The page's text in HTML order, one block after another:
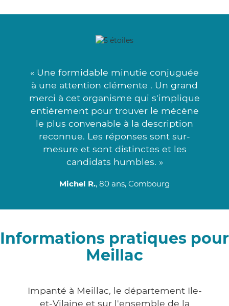
« Une formidable minutie conjuguée
à une attention clémente . Un grand
merci à cet organisme qui s'implique
entièrement pour trouver le mécène
le plus convenable à la description
reconnue. Les réponses sont sur-
mesure et sont distinctes et les
candidats humbles. »
Michel R., 80 ans, Combourg
Informations pratiques pour
Meillac
Impanté à Meillac, le département Ile-
et-Vilaine et sur l'ensemble de la